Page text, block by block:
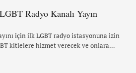
Radyo Kanalı Yayın
için ilk LGBT radyo istasyonuna izin
kitlelere hizmet verecek ve onlara
ilk radyo istasyonu olacak. Juice FM